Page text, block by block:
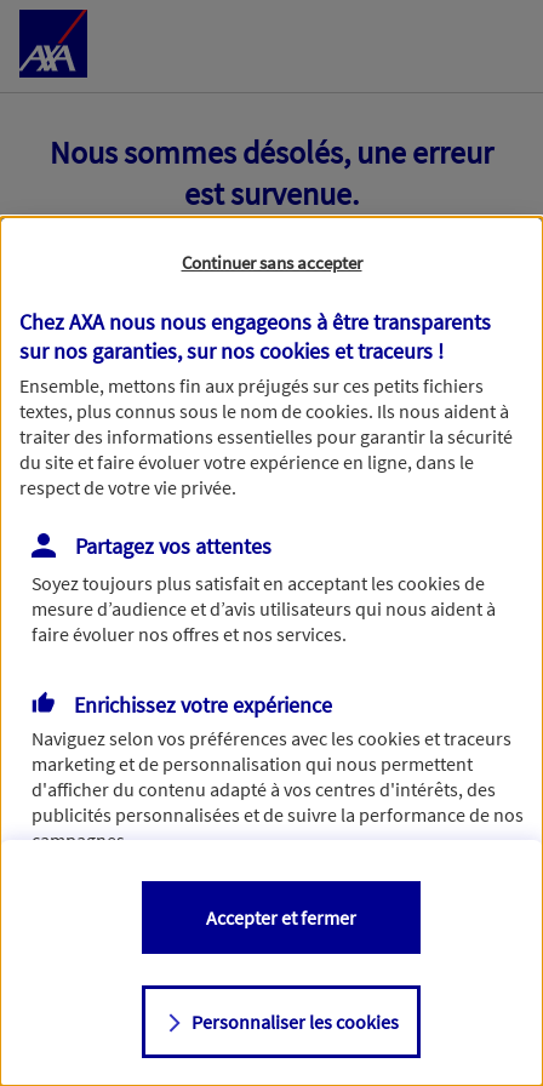
Accéder au Contenu
Nous sommes désolés, une erreur
est survenue.
Toutes nos excuses, une erreur technique nous empêche
de traiter votre demande. N'hésitez pas à rafraichir ce
formulaire dans quelques minutes.
Si besoin, vous pouvez nous joindre via notre page de
contact.
> Nous contacter
Continuer sans accepter
Chez AXA nous nous engageons à être transparents
sur nos garanties, sur noscookies et traceurs !
Ensemble, mettons fin aux préjugés sur ces petits fichiers
textes, plus connus sous le nom decookies. Ils nous aident à
traiter des informations essentielles pour garantir la sécurité
du site et faire évoluer votre expérience en ligne, dans le
respect de votre vie privée.
Partagez vos attentes
Soyez toujours plus satisfait en acceptant lescookiesde
mesure d’audience et d’avis utilisateurs qui nous aident à
faire évoluer nos offres et nos services.
Enrichissez votre expérience
Naviguez selon vos préférences avec lescookies et traceurs
marketing et de personnalisation qui nous permettent
d'afficher du contenu adapté à vos centres d'intérêts, des
publicités personnalisées et de suivre la performance de nos
campagnes.
Vous êtes libre de les accepter, de les refuser comme de
changer d'avis à tout moment en allant sur
Consulter notre politique decookies
Personnaliser les cookies
Accepter et fermer